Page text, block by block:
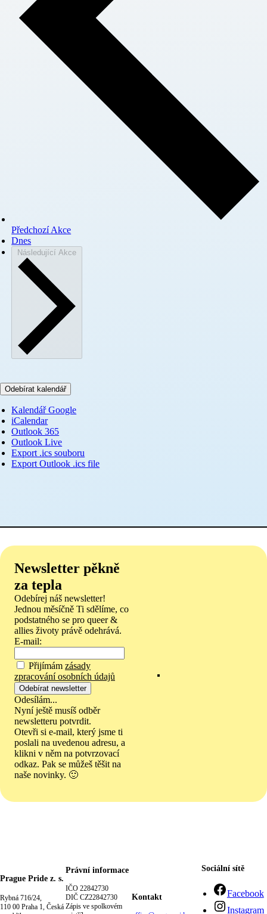
PředchozíAkce
Dnes
NásledujícíAkce
Odebírat kalendář
Kalendář Google
iCalendar
Outlook 365
Outlook Live
Export .ics souboru
Export Outlook .ics file
Newsletter pěkně
za tepla
Odebírej náš newsletter!
Jednou měsíčně Ti sdělíme, co
podstatného se pro queer &
allies životy právě odehrává.
E-mail:
Přijímám zásady
zpracování osobních údajů
Odesílám...
Nyní ještě musíš odběr
newsletteru potvrdit.
Otevři si e-mail, který jsme ti
poslali na uvedenou adresu, a
klikni v něm na potvrzovací
odkaz. Pak se můžeš těšit na
naše novinky. 🙂
Prague Pride z. s.
Rybná 716/24,
110 00 Praha 1, Česká
Právní informace
IČO 22842730
DIČ CZ22842730
Zápis ve spolkovém
Kontakt
Sociální sítě
Facebook
Instagram